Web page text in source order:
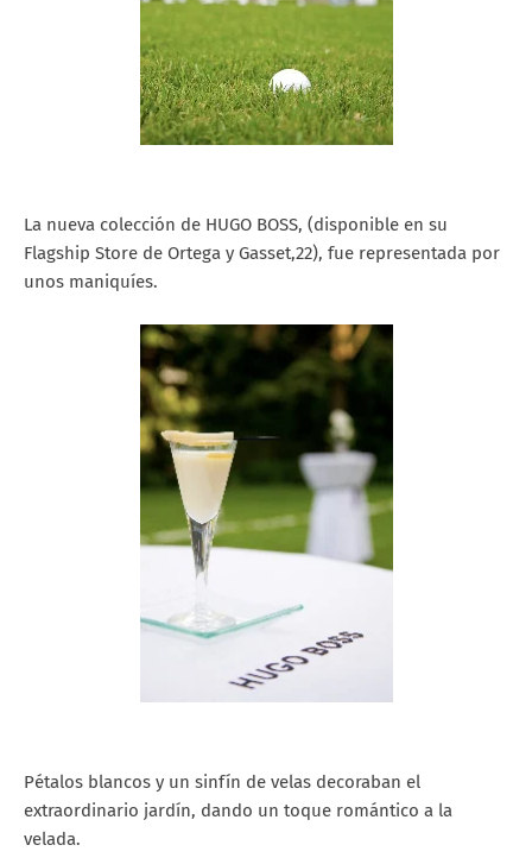
La nueva colección de HUGO BOSS, (disponible en su
Flagship Store de Ortega y Gasset,22), fue representada por
unos maniquíes.
Pétalos blancos y un sinfín de velas decoraban el
extraordinario jardín, dando un toque romántico a la
velada.